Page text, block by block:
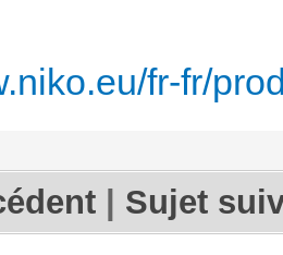
fr-fr/
Sujet